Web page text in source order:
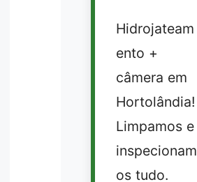
Hidrojateam
ento +
câmera em
Hortolândia!
Limpamos e
inspecionam
os tudo.